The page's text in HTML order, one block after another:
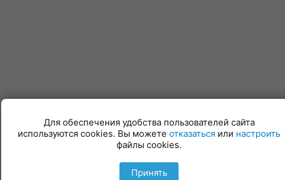
Минойты
Мир
Михалишки
Можейково
Россь
Свислочь
Для обеспечения удобства пользователей сайта
используются cookies. Вы можете отказаться или настроить
файлы cookies.
Принять